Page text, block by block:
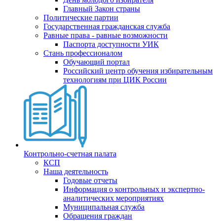
Главный Закон страны
Политические партии
Государственная гражданская служба
Равные права - равные возможности
Паспорта доступности УИК
Стань профессионалом
Обучающий портал
Российский центр обучения избирательным
технологиям при ЦИК России
Контрольно-счетная палата
КСП
Наша деятельность
Годовые отчеты
Информация о контрольных и экспертно-
аналитических мероприятиях
Муниципальная служба
Обращения граждан